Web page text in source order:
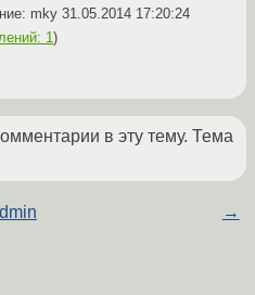
mky 31.05.2014 17:20:24
1)
в эту тему. Тема
→